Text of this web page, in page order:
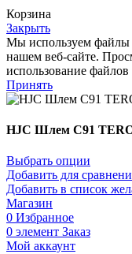
Корзина
Закрыть
Мы используем файлы
нашем веб-сайте.
использование файлов
Принять
HJC Шлем C91
Выбрать опции
Добавить для
Добавить в список
Магазин
0 Избранное
0 элемент Заказ
Мой аккаунт